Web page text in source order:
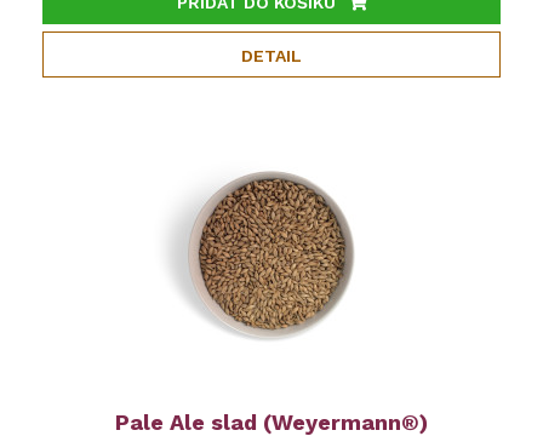
DETAIL
Pale Ale slad (Weyermann®)